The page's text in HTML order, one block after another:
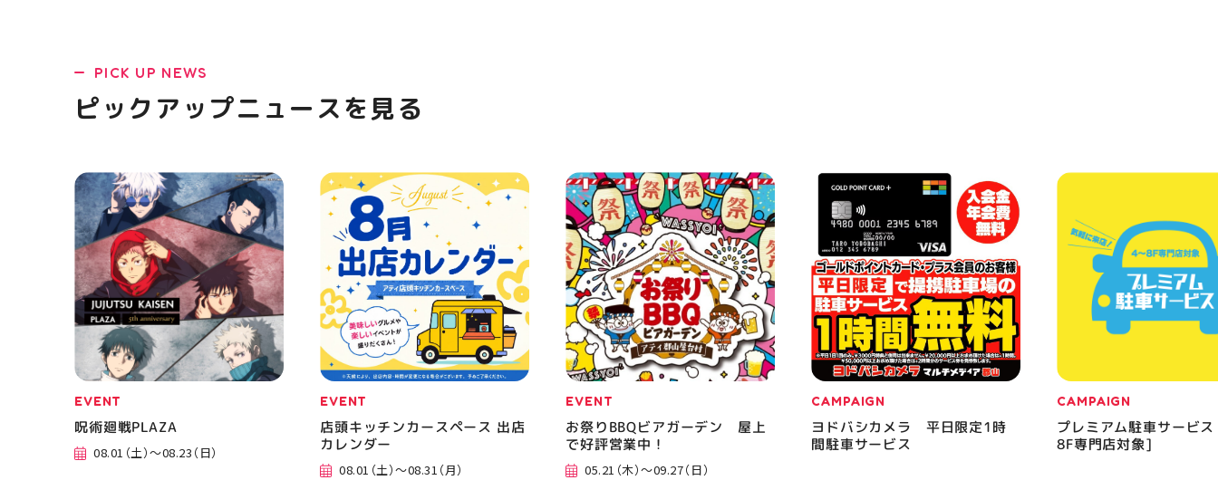
PICK UP NEWS
ピックアップニュースを見る
EVENT
呪術廻戦PLAZA
08.01（土）～08.23（日）
EVENT
店頭キッチンカースペース 出店
カレンダー
08.01（土）～08.31（月）
EVENT
お祭りBBQビアガーデン 屋上
で好評営業中！
05.21（木）～09.27（日）
CAMPAIGN
ヨドバシカメラ 平日限定1時
間駐車サービス
CAMPAIGN
プレミアム駐車サービ
8F専門店対象]